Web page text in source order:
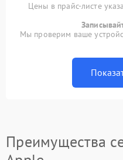
Цены в прайс-листе
Мы проверим ваше
Преимущества